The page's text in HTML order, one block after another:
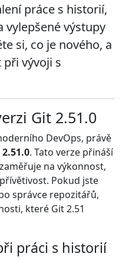
práce s historií,
vylepšené výstupy
si, co je nového, a
vývoji s
Git 2.51.0
DevOps, právě
2.51.0. Tato verze přináší
na výkonnost,
Pokud jste
správce repozitářů,
které Git 2.51
práci s historií